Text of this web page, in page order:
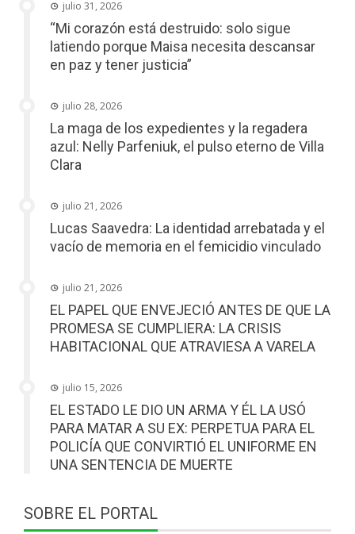
julio 31, 2026
“Mi corazón está destruido: solo sigue
latiendo porque Maisa necesita descansar
en paz y tener justicia”
julio 28, 2026
La maga de los expedientes y la regadera
azul: Nelly Parfeniuk, el pulso eterno de Villa
Clara
julio 21, 2026
Lucas Saavedra: La identidad arrebatada y el
vacío de memoria en el femicidio vinculado
julio 21, 2026
EL PAPEL QUE ENVEJECIÓ ANTES DE QUE LA
PROMESA SE CUMPLIERA: LA CRISIS
HABITACIONAL QUE ATRAVIESA A VARELA
julio 15, 2026
EL ESTADO LE DIO UN ARMA Y ÉL LA USÓ
PARA MATAR A SU EX: PERPETUA PARA EL
POLICÍA QUE CONVIRTIÓ EL UNIFORME EN
UNA SENTENCIA DE MUERTE
SOBRE EL PORTAL